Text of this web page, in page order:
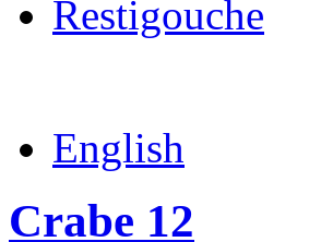
Restigouche
English
Crabe 12